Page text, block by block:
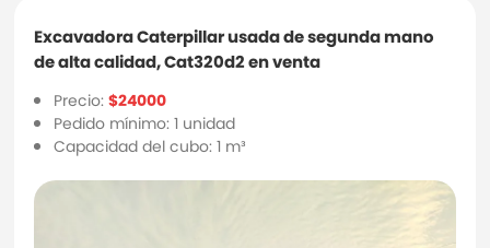
Excavadora Caterpillar usada de segunda mano
de alta calidad, Cat320d2 en venta
Precio:$24000
Pedido mínimo: 1 unidad
Capacidad del cubo: 1 m³